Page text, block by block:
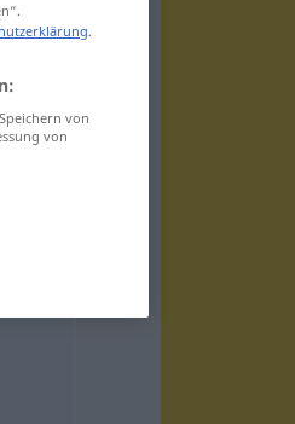
.
von
von